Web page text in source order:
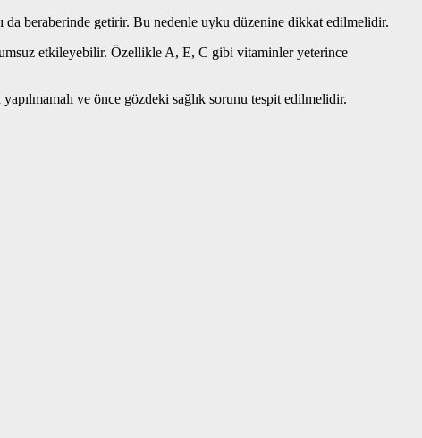
beraberinde getirir. Bu nedenle uyku düzenine dikkat edilmelidir.
etkileyebilir. Özellikle A, E, C gibi vitaminler yeterince
ve önce gözdeki sağlık sorunu tespit edilmelidir.